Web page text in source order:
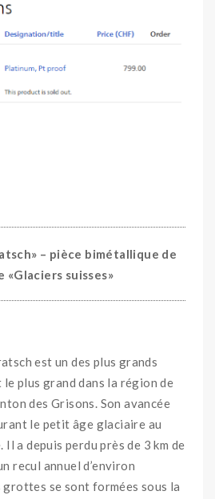
– pièce bimétallique de
«Glaciers suisses»
est un des plus grands
plus grand dans la région de
des Grisons. Son avancée
le petit âge glaciaire au
Il a depuis perdu près de 3 km de
recul annuel d’environ
se sont formées sous la